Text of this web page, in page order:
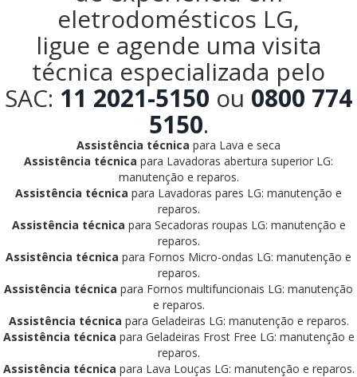
eletrodomésticos LG,
ligue e agende uma visita
técnica especializada pelo
SAC: 11 2021-5150 ou 0800 774
5150.
Assistência técnica para Lava e seca
Assistência técnica para Lavadoras abertura superior LG:
manutenção e reparos.
Assistência técnica para Lavadoras pares LG: manutenção e
reparos.
Assistência técnica para Secadoras roupas LG: manutenção e
reparos.
Assistência técnica para Fornos Micro-ondas LG: manutenção e
reparos.
Assistência técnica para Fornos multifuncionais LG: manutenção
e reparos.
Assistência técnica para Geladeiras LG: manutenção e reparos.
Assistência técnica para Geladeiras Frost Free LG: manutenção e
reparos.
Assistência técnica para Lava Louças LG: manutenção e reparos.